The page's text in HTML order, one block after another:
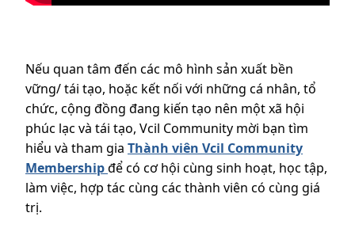
Nếu quan tâm đến các mô hình sản xuất bền
vững/ tái tạo, hoặc kết nối với những cá nhân, tổ
chức, cộng đồng đang kiến tạo nên một xã hội
phúc lạc và tái tạo, Vcil Community mời bạn tìm
hiểu và tham gia Thành viên Vcil Community
Membershipđể có cơ hội cùng sinh hoạt, học tập,
làm việc, hợp tác cùng các thành viên có cùng giá
trị.